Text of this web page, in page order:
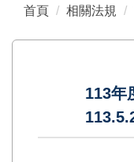
首頁 相關法規
113年